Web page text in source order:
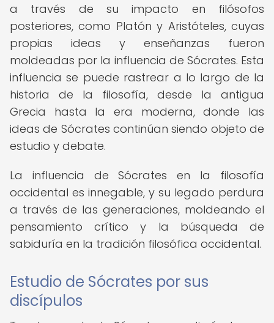
a través de su impacto en filósofos
posteriores, como Platón y Aristóteles, cuyas
propias ideas y enseñanzas fueron
moldeadas por la influencia de Sócrates. Esta
influencia se puede rastrear a lo largo de la
historia de la filosofía, desde la antigua
Grecia hasta la era moderna, donde las
ideas de Sócrates continúan siendo objeto de
estudio y debate.
La influencia de Sócrates en la filosofía
occidental es innegable, y su legado perdura
a través de las generaciones, moldeando el
pensamiento crítico y la búsqueda de
sabiduría en la tradición filosófica occidental.
Estudio de Sócrates por sus
discípulos